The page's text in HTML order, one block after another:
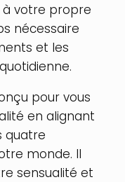
à votre propre
nécessaire
et les
pour vous
en alignant
quatre
monde. Il
sensualité et